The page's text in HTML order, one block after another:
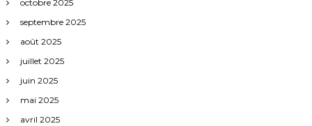
t
i
c
l
octobre 2025
septembre 2025
août 2025
juillet 2025
juin 2025
mai 2025
avril 2025